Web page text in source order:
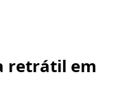
retrátil em